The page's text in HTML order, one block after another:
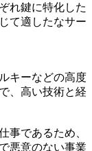
れ鍵に特化した
て適したなサー
キーなどの高度
、高い技術と経
事であるため、
悪意のない事業